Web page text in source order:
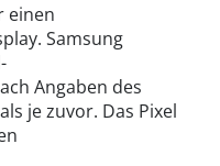
einen
Samsung
Angaben des
je zuvor. Das Pixel